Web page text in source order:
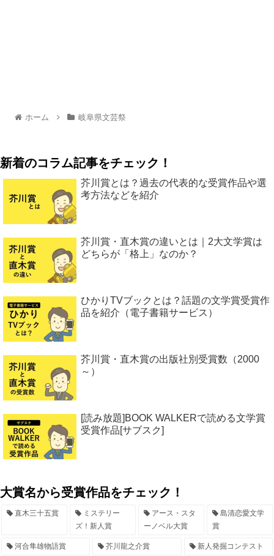
ホーム 岐阜県文芸祭
新着のコラム記事をチェック！
芥川賞とは？過去の代表的な受賞作品や選
考方法などを紹介
芥川賞・直木賞の違いとは｜2大文学賞は
どちらが「格上」なのか？
ひかりTVブックとは？話題の文学賞受賞作
品を紹介（電子書籍サービス）
芥川賞・直木賞の出版社別受賞数（2000
～）
[読み放題]BOOK WALKERで読める文学賞
受賞作品[サブスク]
大賞名から受賞作品をチェック！
直木三十五賞
ミステリー
ズ！新人賞
アース・スタ
ーノベル大賞
島清恋愛文学
賞
河合隼雄物語賞 芥川龍之介賞 新人発掘コンテスト